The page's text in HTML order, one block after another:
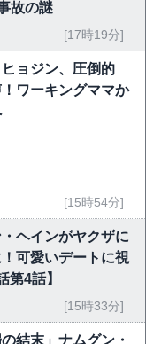
故の謎
[17時19分]
ヒョジン、圧倒的
ワーキングママか
[15時54分]
ヘインがヤクザに
可愛いデートに視
第4話】
[15時33分]
結末」ナムグン・